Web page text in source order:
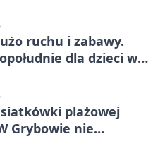
ruchu i zabawy.
dla dzieci w
plażowej
Grybowie nie